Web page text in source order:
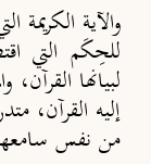
والآية الكريمة
للحِكَم التي
لبيانها
إليه القرآن،
من نفس